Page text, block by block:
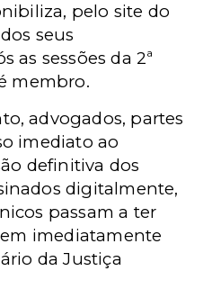
pelo site do
seus
as sessões da 2ª
membro.
advogados, partes
imediato ao
definitiva dos
digitalmente,
passam a ter
imediatamente
da Justiça